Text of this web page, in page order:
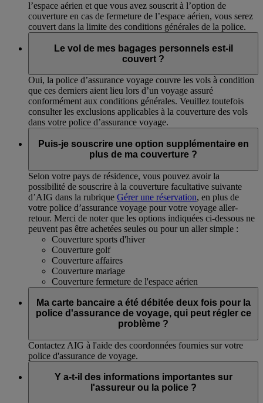
l’espace aérien et que vous avez souscrit à l’option de
couverture en cas de fermeture de l’espace aérien, vous serez
couvert dans la limite des conditions générales de la police.
Le vol de mes bagages personnels est-il
couvert ?
Oui, la police d’assurance voyage couvre les vols à condition
que ces derniers aient lieu lors d’un voyage assuré
conformément aux conditions générales. Veuillez toutefois
consulter les exclusions applicables à la couverture des vols
dans votre police d’assurance voyage.
Puis-je souscrire une option supplémentaire en
plus de ma couverture ?
Selon votre pays de résidence, vous pouvez avoir la
possibilité de souscrire à la couverture facultative suivante
d’AIG dans la rubrique Gérer une réservation, en plus de
votre police d’assurance voyage pour votre voyage aller-
retour. Merci de noter que les options indiquées ci-dessous ne
peuvent pas être achetées seules ou pour un aller simple :
Couverture sports d'hiver
Couverture golf
Couverture affaires
Couverture mariage
Couverture fermeture de l'espace aérien
Ma carte bancaire a été débitée deux fois pour la
police d'assurance de voyage, qui peut régler ce
problème ?
Contactez AIG à l'aide des coordonnées fournies sur votre
police d'assurance de voyage.
Y a-t-il des informations importantes sur
l'assureur ou la police ?